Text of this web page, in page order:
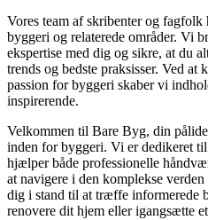
Vores team af skribenter og
byggeri og relaterede områder. Vi
ekspertise med dig og sikre, at du
trends og bedste praksisser. Ved at
passion for byggeri skaber vi
inspirerende.
Velkommen til Bare Byg, din
inden for byggeri. Vi er dedikeret
hjælper både professionelle
at navigere i den komplekse
dig i stand til at træffe informerede
renovere dit hjem eller igangsætte